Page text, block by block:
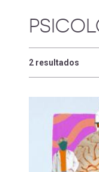
mi
cuenta
de
la
2 resultados